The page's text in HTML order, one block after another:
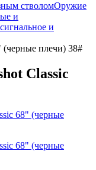
стволомОружие
и
и
(черные плечи) 38#
Classic